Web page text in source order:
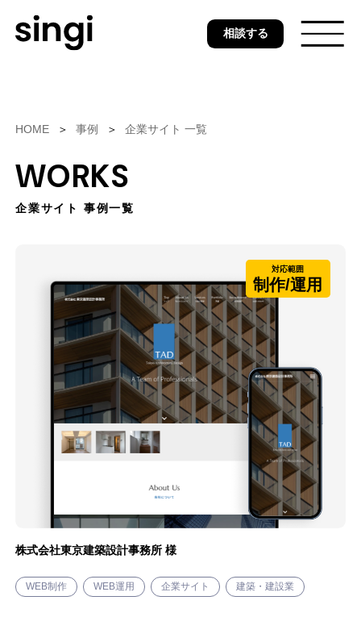
トップ
無料ウェブ診断
事例
シンギについて
プライバシーポリシー
相談する
HOME 事例 企業サイト 一覧
WORKS
企業サイト 事例一覧
対応範囲
制作/運用
株式会社東京建築設計事務所 様
WEB制作 WEB運用 企業サイト 建築・建設業